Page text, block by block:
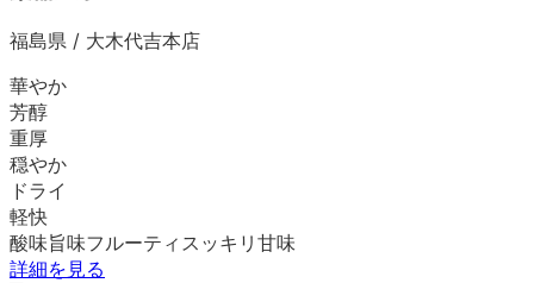
福島県 / 大木代吉本店
華やか
芳醇
重厚
穏やか
ドライ
軽快
酸味旨味フルーティ スッキリ 甘味
詳細を見る